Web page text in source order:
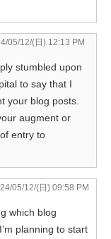
05/12/(日) 12:13 PM
stumbled upon
to say that I
your blog posts.
augment or
entry to
05/12/(日) 09:58 PM
which blog
planning to start